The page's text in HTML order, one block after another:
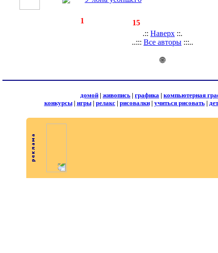
1
15
.:: Наверх ::.
..::: Все авторы :::..
🌐
домой | живопись | графика | компьютерная
конкурсы| игры| релакс| рисовалки| учиться рисовать|